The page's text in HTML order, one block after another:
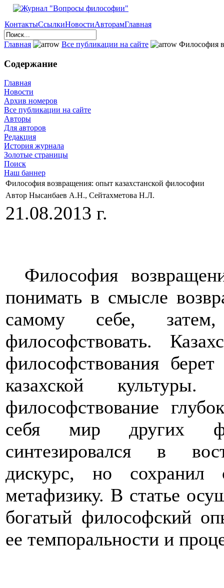
КонтактыСсылкиНовостиАвторамГлавная
Главная Все публикации на сайте Философия
Содержание
Главная
Новости
Архив номеров
Все публикации на сайте
Авторы
Для авторов
Редакция
История журнала
Золотые страницы
Поиск
Наш баннер
Философия возвращения: опыт казахстанской философии
Автор Нысанбаев А.Н., Сейтахметова Н.Л.
21.08.2013 г.
Философия
понимать в смысле
самому себе,
философствовать.
философствования
казахской
философствование
себя мир других
синтезировался в
дискурс, но сохранил
метафизику. В статье
богатый философский
ее темпоральности и